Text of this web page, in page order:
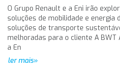
O Grupo Renault e a Eni irão
soluções de mobilidade e energia
soluções de transporte
melhoradas para o cliente A BWT
a En
ler mais»